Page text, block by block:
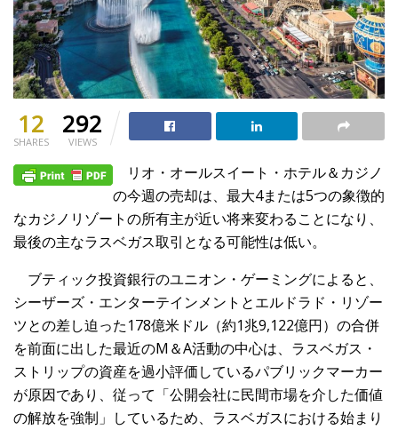
12
SHARES
292
VIEWS
リオ・オールスイート・ホテル＆カジノ
の今週の売却は、最大4または5つの象徴的
なカジノリゾートの所有主が近い将来変わることになり、
最後の主なラスベガス取引となる可能性は低い。
ブティック投資銀行のユニオン・ゲーミングによると、
シーザーズ・エンターテインメントとエルドラド・リゾー
ツとの差し迫った178億米ドル（約1兆9,122億円）の合併
を前面に出した最近のM＆A活動の中心は、ラスベガス・
ストリップの資産を過小評価しているパブリックマーカー
が原因であり、従って「公開会社に民間市場を介した価値
の解放を強制」しているため、ラスベガスにおける始まり